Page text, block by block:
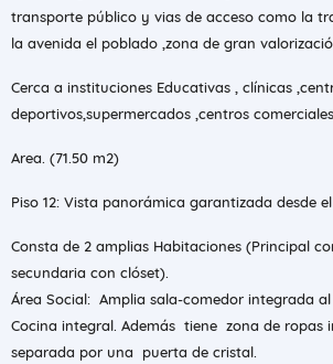
transporte público y vias de acceso como la
la avenida el poblado ,zona de gran
Cerca a instituciones Educativas , clínicas
deportivos,supermercados ,centros comerciales
​Area. (71.50 m2)
​Piso 12: Vista panorámica garantizada desde el
Consta de 2 amplias ​Habitaciones (Principal
secundaria con clóset).
​Área Social: Amplia sala-comedor integrada
Cocina integral. Además tiene zona de ropas
separada por una puerta de cristal.